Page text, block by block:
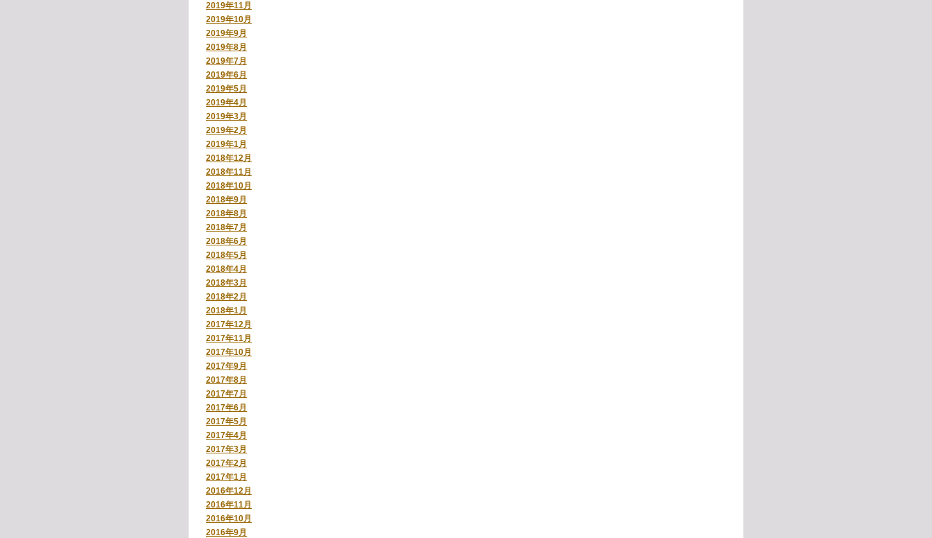
2019年11月
2019年10月
2019年9月
2019年8月
2019年7月
2019年6月
2019年5月
2019年4月
2019年3月
2019年2月
2019年1月
2018年12月
2018年11月
2018年10月
2018年9月
2018年8月
2018年7月
2018年6月
2018年5月
2018年4月
2018年3月
2018年2月
2018年1月
2017年12月
2017年11月
2017年10月
2017年9月
2017年8月
2017年7月
2017年6月
2017年5月
2017年4月
2017年3月
2017年2月
2017年1月
2016年12月
2016年11月
2016年10月
2016年9月